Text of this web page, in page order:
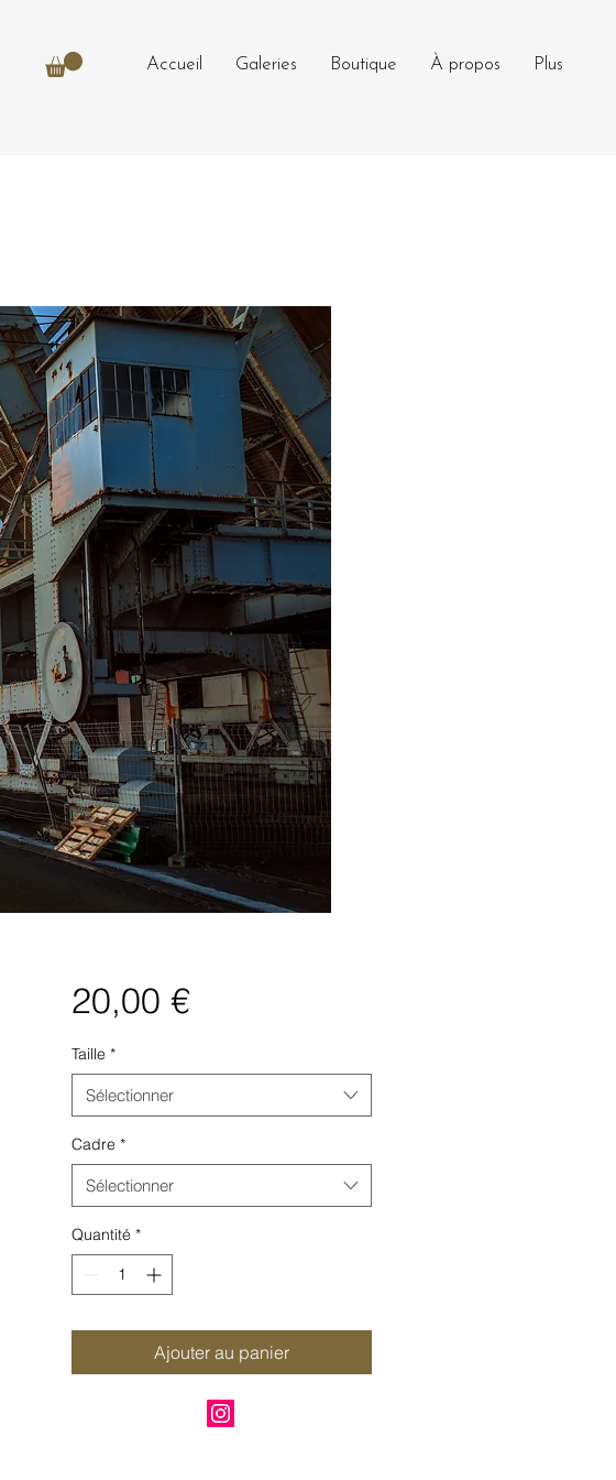
Accueil Galeries Boutique À propos Plus
20,00 €Prix
Taille *
Sélectionner
Cadre *
Sélectionner
Quantité *
Ajouter au panier